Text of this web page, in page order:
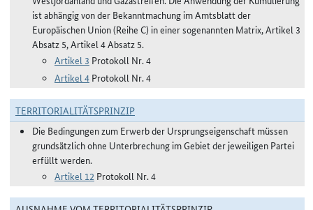
ist abhängig von der Bekanntmachung im Amtsblatt der
Europäischen Union (Reihe C) in einer sogenannten Matrix, Artikel 3
Absatz 5, Artikel 4 Absatz 5.
Artikel 3 Protokoll Nr. 4
Artikel 4 Protokoll Nr. 4
TERRITORIALITÄTSPRINZIP
Die Bedingungen zum Erwerb der Ursprungseigenschaft müssen
grundsätzlich ohne Unterbrechung im Gebiet der jeweiligen Partei
erfüllt werden.
Artikel 12 Protokoll Nr. 4